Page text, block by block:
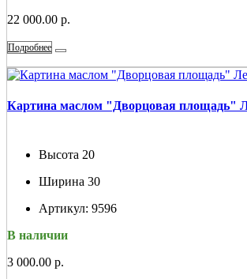
22 000.00 р.
Подробнее
Картина маслом "Дворцовая площадь"
Высота 20
Ширина 30
Артикул: 9596
В наличии
3 000.00 р.